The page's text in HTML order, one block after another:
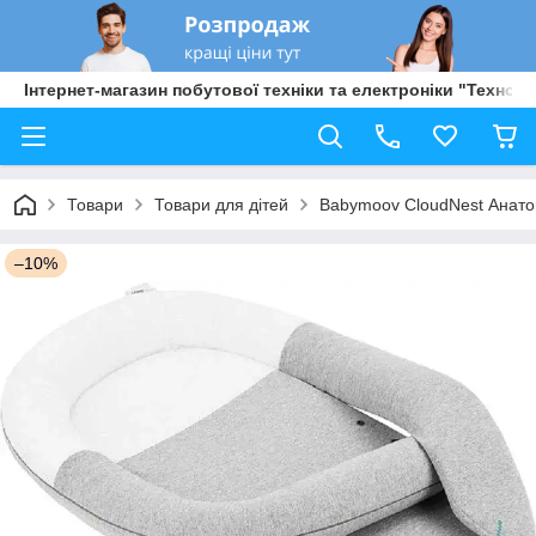
Інтернет-магазин побутової техніки та електроніки "Техно
Товари Товари для дітей Babymoov CloudNest
–10%